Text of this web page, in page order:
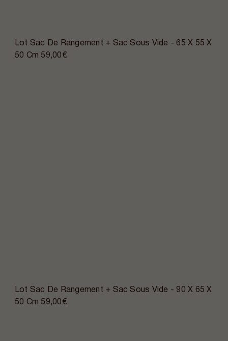
Lot Sac De Rangement + Sac Sous Vide - 65 X 55 X
50 Cm 59,00€
Lot Sac De Rangement + Sac Sous Vide - 90 X 65 X
50 Cm 59,00€